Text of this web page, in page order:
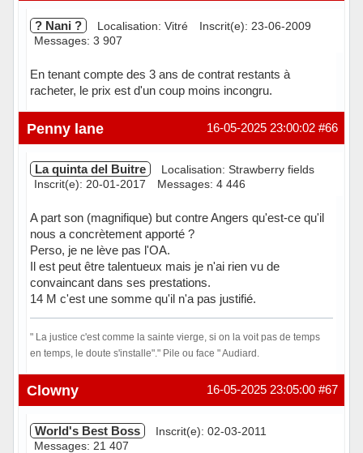
? Nani ? Localisation: Vitré
Inscrit(e): 23-06-2009
Messages: 3 907
En tenant compte des 3 ans de contrat restants à
racheter, le prix est d'un coup moins incongru.
Hors ligne #66
16-05-2025 23:00:02
Penny lane
La quinta del Buitre
Localisation: Strawberry fields
Inscrit(e): 20-01-2017
Messages: 4 446
A part son (magnifique) but contre Angers qu'est-ce qu'il
nous a concrètement apporté ?
Perso, je ne lève pas l'OA.
Il est peut être talentueux mais je n'ai rien vu de
convaincant dans ses prestations.
14 M c'est une somme qu'il n'a pas justifié.
" La justice c'est comme la sainte vierge, si on la voit pas de temps
en temps, le doute s'installe"." Pile ou face " Audiard.
Hors ligne #67
16-05-2025 23:05:00
Clowny
World's Best Boss
Inscrit(e): 02-03-2011
Messages: 21 407